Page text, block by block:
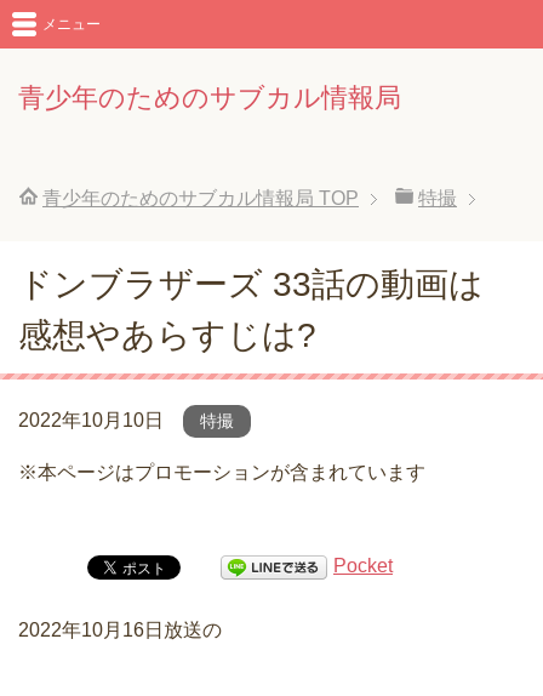
青少年のためのサブカル情報局
メニュー
青少年のためのサブカル情報局 TOP 特撮
ドンブラザーズ 33話の動画は
感想やあらすじは?
2022年10月10日 特撮
※本ページはプロモーションが含まれています
Pocket
2022年10月16日放送の